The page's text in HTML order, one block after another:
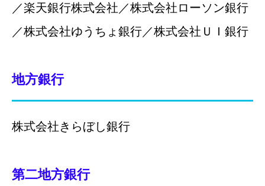
／楽天銀行株式会社／株式会社ローソン銀行
／株式会社ゆうちょ銀行／株式会社ＵＩ銀行
地方銀行
株式会社きらぼし銀行
第二地方銀行